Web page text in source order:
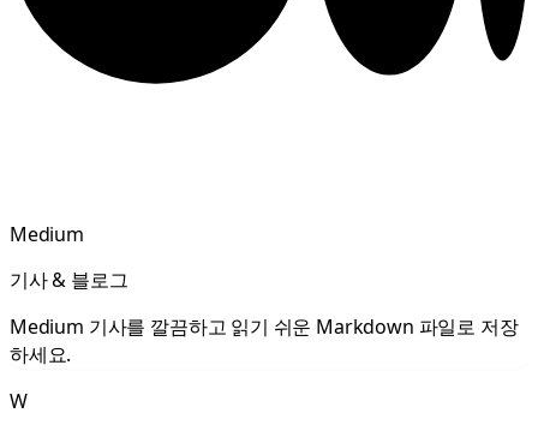
Medium
기사 & 블로그
Medium 기사를 깔끔하고 읽기 쉬운 Markdown 파일로 저장
하세요.
W